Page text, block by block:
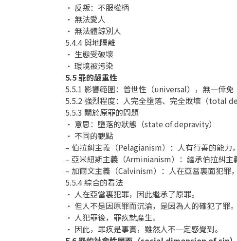
• 反叛：不服權柄
• 無法愛人
• 無法體諒別人
5.4.4 與地隔離
• 生態受破壞
• 環境被污染
5.5 罪的嚴重性
5.5.1 影響範圍：普世性（universal），無一倖免
5.5.2 強烈程度：人完全墮落、完全敗壞（total
5.5.3 關於原罪的問題
• 意思：墮落的狀態（state of depravity）
• 不同的觀點
– 伯拉糾主義（Pelagianism）：人有行善的能力
– 亞米紐斯主義（Arminianism）：繼承伯拉糾
– 加爾文主義（Calvinism）：人在亞當裏面犯罪
5.5.4 綜合的看法
• 人在亞當裏犯罪，因此繼承了原罪。
• 但人不是因原罪而沉淪，是因為人的確犯了罪。
• 人犯罪後，罪疚就產生。
• 因此，罪疚是事實，雖然人不一定感覺到。